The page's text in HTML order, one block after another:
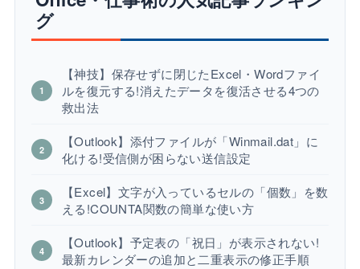
グ
【神技】保存せずに閉じたExcel・Wordファイ
ルを復元する!消えたデータを復活させる4つの
救出法
【Outlook】添付ファイルが「Winmail.dat」に
化ける!受信側が困らない送信設定
【Excel】文字が入っているセルの「個数」を数
える!COUNTA関数の簡単な使い方
【Outlook】予定表の「祝日」が表示されない!
最新カレンダーの追加と二重表示の修正手順